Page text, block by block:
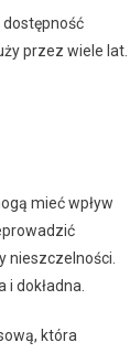
przez wiele lat.
mieć wpływ
nieszczelności.
dokładna.
która